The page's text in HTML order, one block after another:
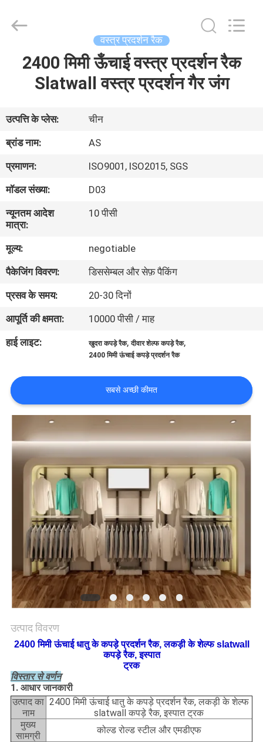
वीडियो
हमारे
बारे
में
कारखाना
भ्रमण
गुणवत्ता
नियंत्रण
संपर्क
करें
एक
उद्धरण
का
अनुरोध
करें
साइटमैप
PRIVACY
POLICY
Ansheng
Display
Reserved.
वस्त्र प्रदर्शन रैक
2400 मिमी ऊँचाई वस्त्र प्रदर्शन रैक
Slatwall वस्त्र प्रदर्शन गैर जंग
उत्पत्ति के प्लेस:
चीन
ब्रांड नाम:
AS
प्रमाणन:
ISO9001, ISO2015, SGS
मॉडल संख्या:
D03
न्यूनतम आदेश
मात्रा:
10 पीसी
मूल्य:
negotiable
पैकेजिंग विवरण:
डिससेम्बल और सेफ़ पैकिंग
प्रसव के समय:
20-30 दिनों
आपूर्ति की क्षमता:
10000 पीसी / माह
हाई लाइट:
खुदरा कपड़े रैक,दीवार शेल्फ कपड़े रैक,
2400 मिमी ऊंचाई कपड़े प्रदर्शन रैक
सबसे अच्छी कीमत
उत्पाद विवरण
2400 मिमी ऊंचाई धातु के कपड़े प्रदर्शन रैक, लकड़ी के शेल्फ slatwall
कपड़े रैक, इस्पात
ट्रक
विस्तार से वर्णन
1. आधार जानकारी
उत्पाद का
नाम
2400 मिमी ऊंचाई धातु के कपड़े प्रदर्शन रैक, लकड़ी के शेल्फ
slatwall कपड़े रैक, इस्पात ट्रक
मुख्य
सामग्री
कोल्ड रोल्ड स्टील और एमडीएफ